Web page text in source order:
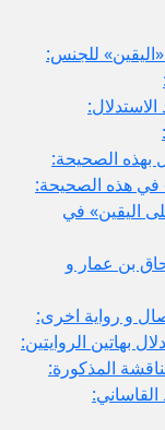
للجنس:
بهذه الصحيحة:
في هذه الصحيحة:
اليقين» في
بن عمار و
بهاتين الروايتين:
المذكورة: